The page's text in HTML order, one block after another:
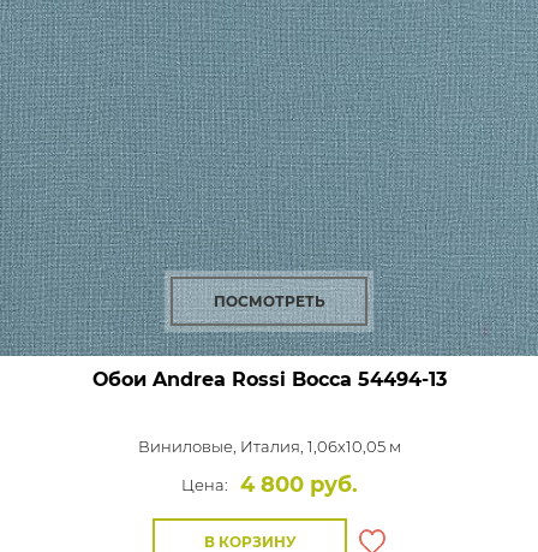
ПОСМОТРЕТЬ
Обои Andrea Rossi Bocca 54494-13
Виниловые, Италия, 1,06x10,05 м
Цена:
4 800 руб.
В КОРЗИНУ